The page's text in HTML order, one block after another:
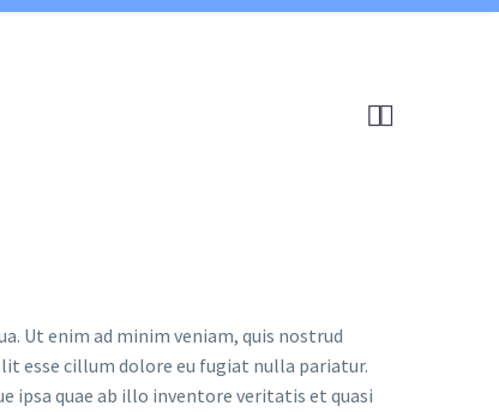

Ut enim ad minim veniam, quis nostrud
esse cillum dolore eu fugiat nulla pariatur.
ipsa quae ab illo inventore veritatis et quasi